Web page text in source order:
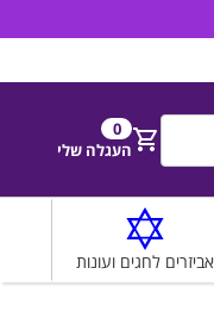
חפש0
העגלה שלי
אביזרים לחגים ועונות